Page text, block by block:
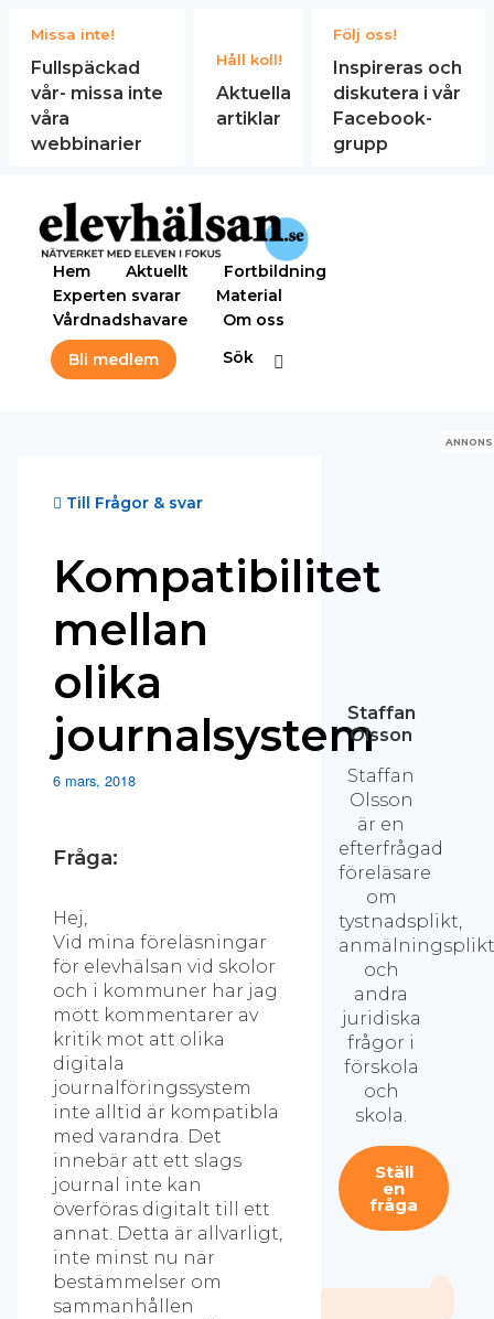
Missa inte!
Fullspäckad
vår- missa inte
våra
webbinarier
Håll koll!
Aktuella
artiklar
Följ oss!
Inspireras och
diskutera i vår
Facebook-
grupp
Hem Aktuellt
Fortbildning
Experten svarar
Material
Vårdnadshavare
Om oss
Bli medlem
Sök
Till Frågor & svar
Kompatibilitet
mellan
olika
journalsystem
6 mars, 2018
Fråga:
Hej,
Vid mina föreläsningar
för elevhälsan vid skolor
och i kommuner har jag
mött kommentarer av
kritik mot att olika
digitala
journalföringssystem
inte alltid är kompatibla
med varandra. Det
innebär att ett slags
journal inte kan
överföras digitalt till ett
annat. Detta är allvarligt,
inte minst nu när
bestämmelser om
sammanhållen
Staffan
Olsson
Staffan
Olsson
är en
efterfrågad
föreläsare
om
tystnadsplikt,
och
andra
juridiska
frågor i
förskola
och
skola.
Ställ
en
fråga
ANNONS